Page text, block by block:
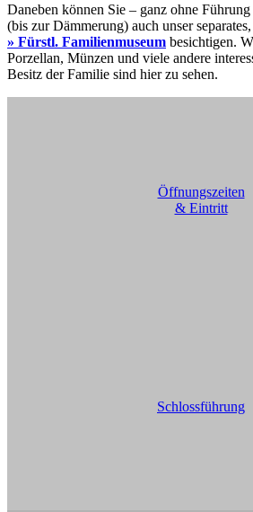
Daneben können Sie – ganz ohne
(bis zur Dämmerung) auch unser
» Fürstl. Familienmuseum besichtigen.
Porzellan, Münzen und viele andere
Besitz der Familie sind hier zu sehen.
Öffnungszeiten
& Eintritt
Schlossführung